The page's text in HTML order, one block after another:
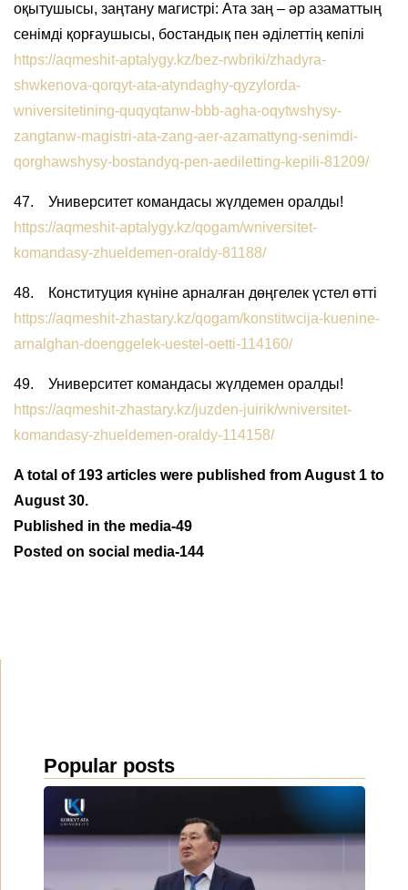
оқытушысы, заңтану магистрі: Ата заң – әр азаматтың
сенімді қорғаушысы, бостандық пен әділеттің кепілі
https://aqmeshit-aptalygy.kz/bez-rwbriki/zhadyra-
shwkenova-qorqyt-ata-atyndaghy-qyzylorda-
wniversitetining-quqyqtanw-bbb-agha-oqytwshysy-
zangtanw-magistri-ata-zang-aer-azamattyng-senimdi-
qorghawshysy-bostandyq-pen-aediletting-kepili-81209/
47. Университет командасы жүлдемен оралды!
https://aqmeshit-aptalygy.kz/qogam/wniversitet-
komandasy-zhueldemen-oraldy-81188/
48. Конституция күніне арналған дөңгелек үстел өтті
https://aqmeshit-zhastary.kz/qogam/konstitwcija-kuenine-
arnalghan-doenggelek-uestel-oetti-114160/
49. Университет командасы жүлдемен оралды!
https://aqmeshit-zhastary.kz/juzden-juirik/wniversitet-
komandasy-zhueldemen-oraldy-114158/
A total of 193 articles were published from August 1 to
August 30.
Published in the media-49
Posted on social media-144
Popular posts